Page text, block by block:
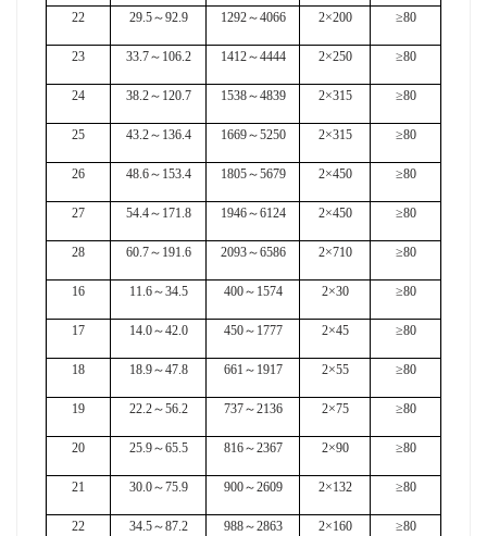
22 29.5～92.9 1292～4066 2×200 ≥80
23 33.7～ 106.2 1412～4444 2×250 ≥80
24 38.2～ 120.7 1538～4839 2×315 ≥80
25 43.2～ 136.4 1669～5250 2×315 ≥80
26 48.6～ 153.4 1805～5679 2×450 ≥80
27 54.4～ 171.8 1946～6124 2×450 ≥80
28 60.7～ 191.6 2093～6586 2×710 ≥80
16 11.6～34.5 400～ 1574 2×30 ≥80
17 14.0～42.0 450～ 1777 2×45 ≥80
18 18.9～47.8 661 ～ 1917 2×55 ≥80
19 22.2～56.2 737～2136 2×75 ≥80
20 25.9～65.5 816～2367 2×90 ≥80
21 30.0～75.9 900～2609 2×132 ≥80
22 34.5～87.2 988～2863 2×160 ≥80